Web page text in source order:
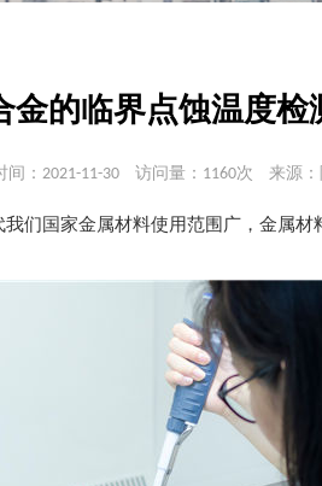
金的临界点蚀温度检
间：2021-11-30 访问量：1160次 来源
们国家金属材料使用范围广，金属